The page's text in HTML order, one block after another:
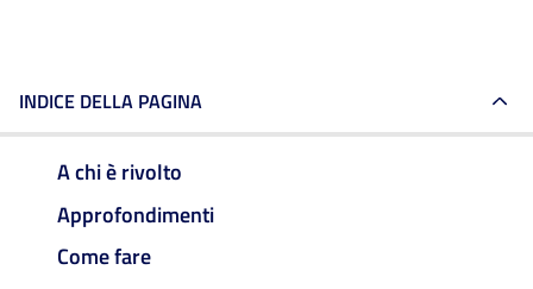
INDICE DELLA PAGINA
A chi è rivolto
Approfondimenti
Come fare